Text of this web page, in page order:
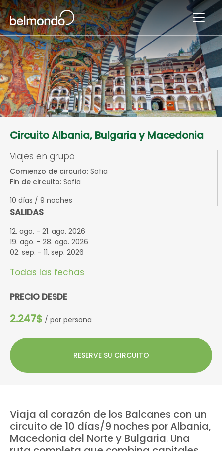
Circuito Albania, Bulgaria y Macedonia
Viajes en grupo
Comienzo de circuito: Sofia
Fin de circuito: Sofia
10 días / 9 noches
SALIDAS
12. ago. - 21. ago. 2026
19. ago. - 28. ago. 2026
02. sep. - 11. sep. 2026
Todas las fechas
PRECIO DESDE
2.247$ / por persona
RESERVE SU CIRCUITO
Viaja al corazón de los Balcanes con un
circuito de 10 días/9 noches porAlbania,
Macedonia del Norte y Bulgaria. Una